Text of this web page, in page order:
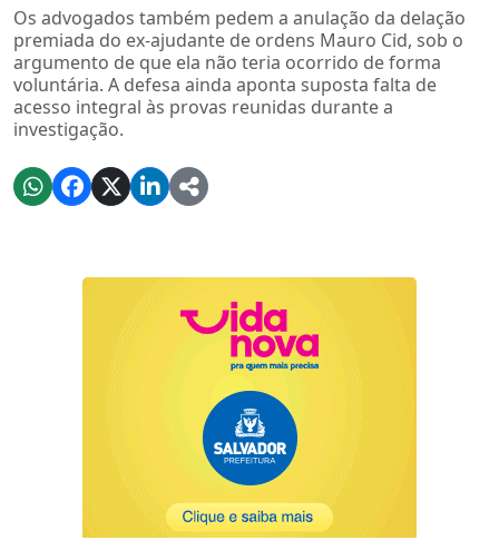
Os advogados também pedem a anulação da delação
premiada do ex-ajudante de ordens Mauro Cid, sob o
argumento de que ela não teria ocorrido de forma
voluntária. A defesa ainda aponta suposta falta de
acesso integral às provas reunidas durante a
investigação.